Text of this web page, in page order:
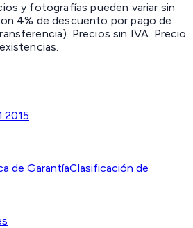
y fotografías pueden variar sin
4% de descuento por pago de
Precios sin IVA. Precio
de GarantíaClasificación de